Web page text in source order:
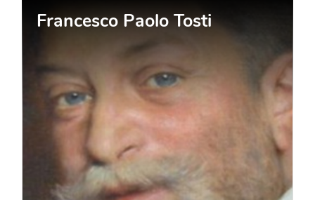
Francesco Paolo Tosti